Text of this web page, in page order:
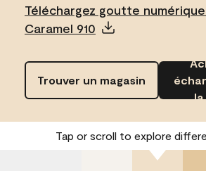
Téléchargez goutte
Caramel 910
Trouver un magasin
Tap or scroll to explore